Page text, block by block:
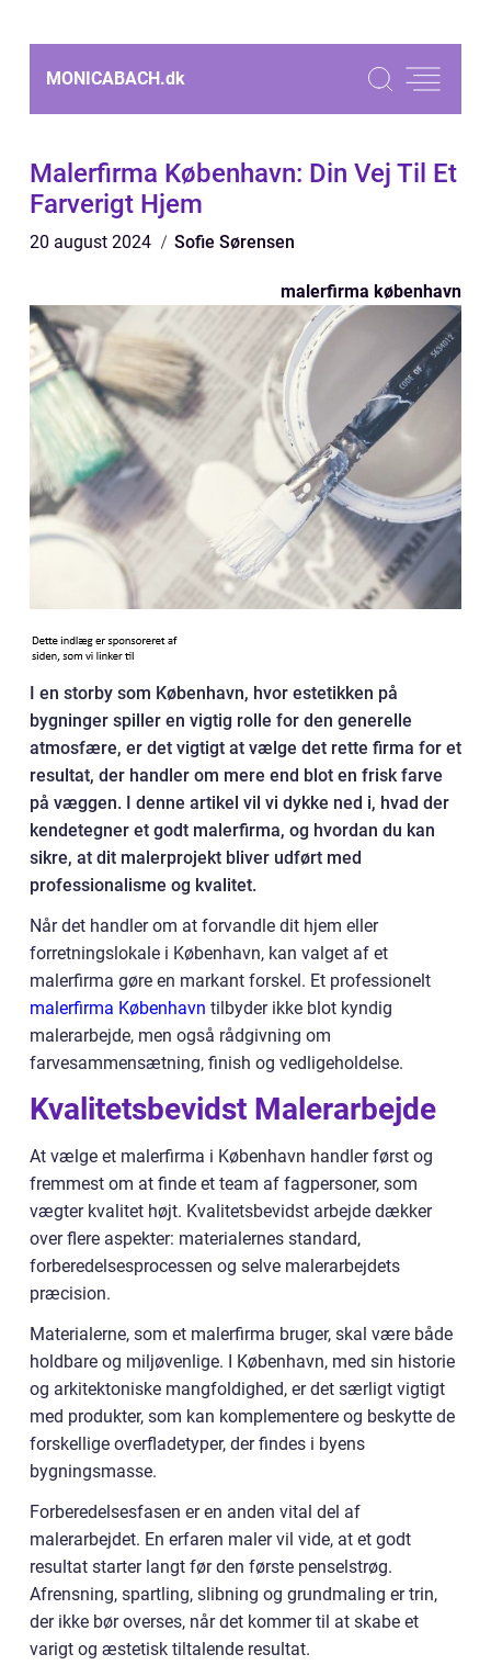
MONICABACH.dk
Malerfirma København: Din Vej Til Et
Farverigt Hjem
20 august 2024 Sofie Sørensen
malerfirma københavn
I en storby som København, hvor estetikken på
bygninger spiller en vigtig rolle for den generelle
atmosfære, er det vigtigt at vælge det rette firma for et
resultat, der handler om mere end blot en frisk farve
på væggen. I denne artikel vil vi dykke ned i, hvad der
kendetegner et godt malerfirma, og hvordan du kan
sikre, at dit malerprojekt bliver udført med
professionalisme og kvalitet.
Når det handler om at forvandle dit hjem eller
forretningslokale i København, kan valget af et
malerfirma gøre en markant forskel. Et professionelt
malerfirma København tilbyder ikke blot kyndig
malerarbejde, men også rådgivning om
farvesammensætning, finish og vedligeholdelse.
Kvalitetsbevidst Malerarbejde
At vælge et malerfirma i København handler først og
fremmest om at finde et team af fagpersoner, som
vægter kvalitet højt. Kvalitetsbevidst arbejde dækker
over flere aspekter: materialernes standard,
forberedelsesprocessen og selve malerarbejdets
præcision.
Materialerne, som et malerfirma bruger, skal være både
holdbare og miljøvenlige. I København, med sin historie
og arkitektoniske mangfoldighed, er det særligt vigtigt
med produkter, som kan komplementere og beskytte de
forskellige overfladetyper, der findes i byens
bygningsmasse.
Forberedelsesfasen er en anden vital del af
malerarbejdet. En erfaren maler vil vide, at et godt
resultat starter langt før den første penselstrøg.
Afrensning, spartling, slibning og grundmaling er trin,
der ikke bør overses, når det kommer til at skabe et
varigt og æstetisk tiltalende resultat.